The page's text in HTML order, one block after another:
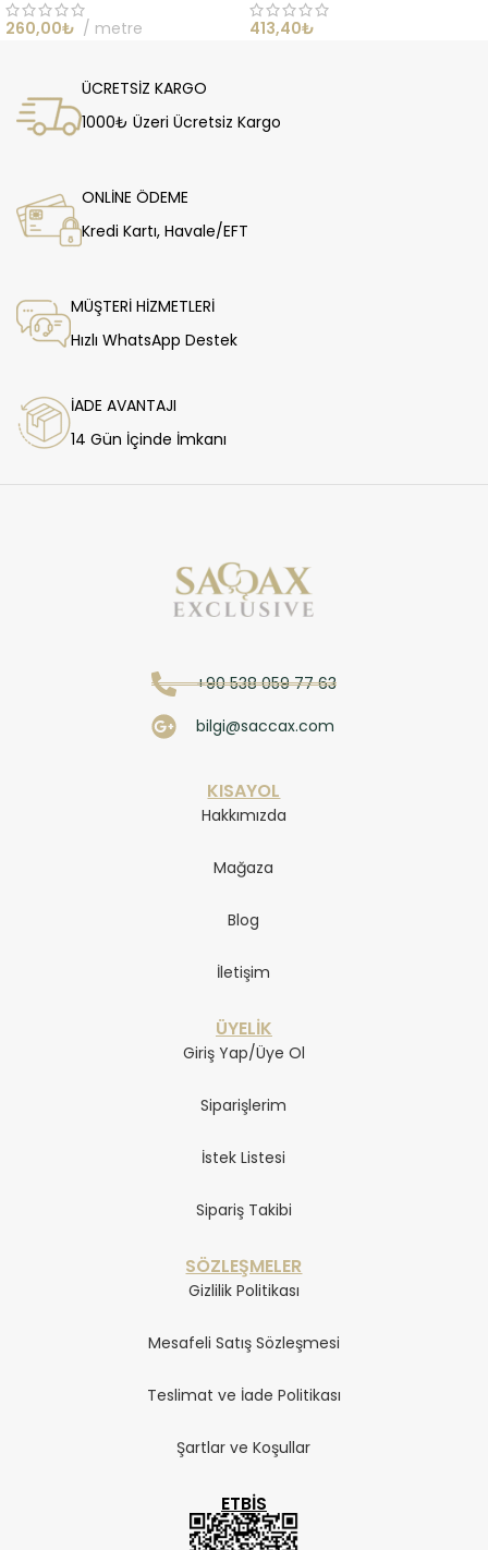
260,00₺ metre
413,40₺
ÜCRETSİZ KARGO
1000₺ Üzeri Ücretsiz Kargo
ONLİNE ÖDEME
Kredi Kartı, Havale/EFT
MÜŞTERİ HİZMETLERİ
Hızlı WhatsApp Destek
İADE AVANTAJI
14 Gün İçinde İmkanı
+90 538 059 77 63
bilgi@saccax.com
KISAYOL
Hakkımızda
Mağaza
Blog
İletişim
ÜYELİK
Giriş Yap/Üye Ol
Siparişlerim
İstek Listesi
Sipariş Takibi
SÖZLEŞMELER
Gizlilik Politikası
Mesafeli Satış Sözleşmesi
Teslimat ve İade Politikası
Şartlar ve Koşullar
ETBIS